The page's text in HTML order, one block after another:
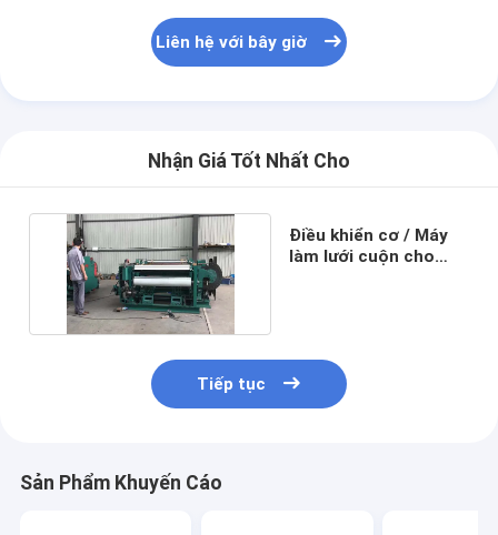
Liên hệ với bây giờ
Nhận Giá Tốt Nhất Cho
Điều khiển cơ / Máy
làm lưới cuộn cho
Tiếp tục
Sản Phẩm Khuyến Cáo